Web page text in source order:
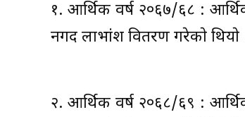
१. आर्थिक वर्ष २०६७/६८ :
नगद लाभांश वितरण गरेकाे थियाे
२. आर्थिक वर्ष २०६८/६९ :